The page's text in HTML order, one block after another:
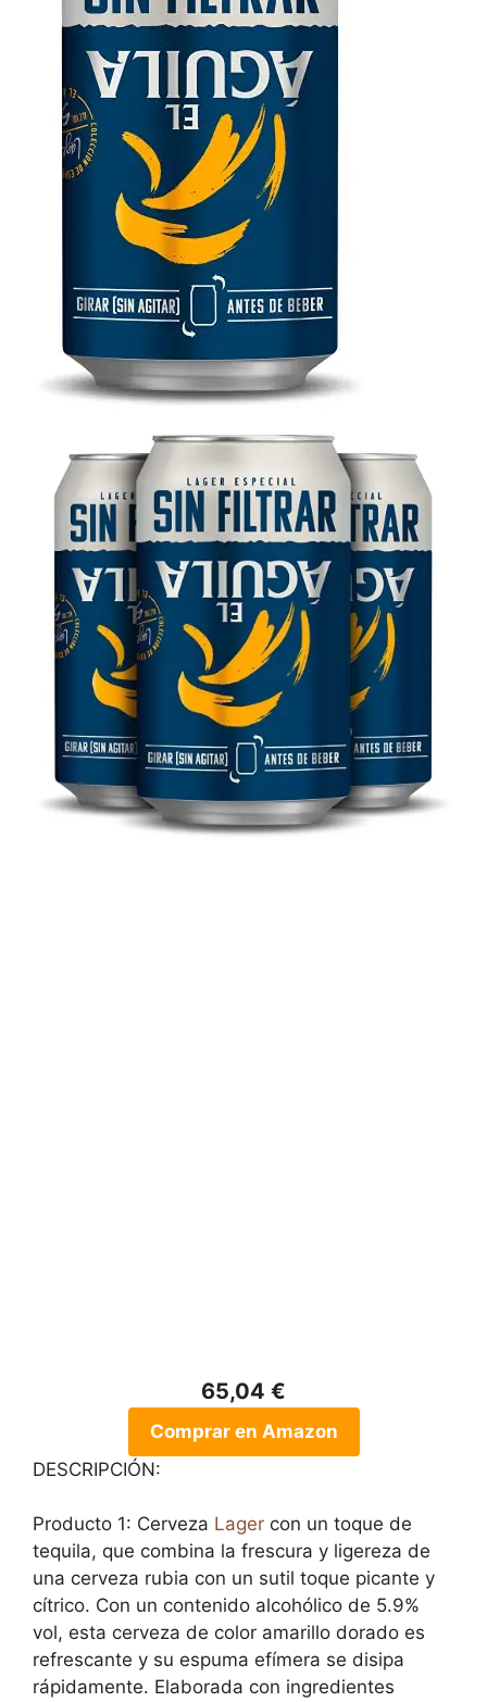
65,04 €
Comprar en Amazon
DESCRIPCIÓN:
Producto 1: Cerveza Lager con un toque de
tequila, que combina la frescura y ligereza de
una cerveza rubia con un sutil toque picante y
cítrico. Con un contenido alcohólico de 5.9%
vol, esta cerveza de color amarillo dorado es
refrescante y su espuma efímera se disipa
rápidamente. Elaborada con ingredientes